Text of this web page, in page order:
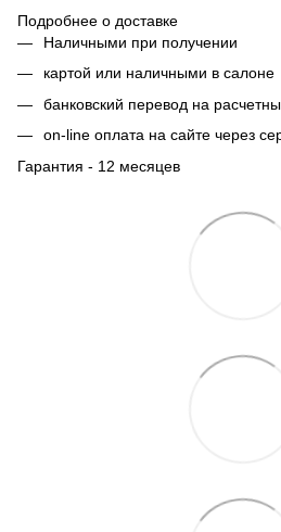
Подробнее о доставке
Наличными при получении
картой или наличными в салоне
банковский перевод на
on-line оплата на сайте через
Гарантия - 12 месяцев